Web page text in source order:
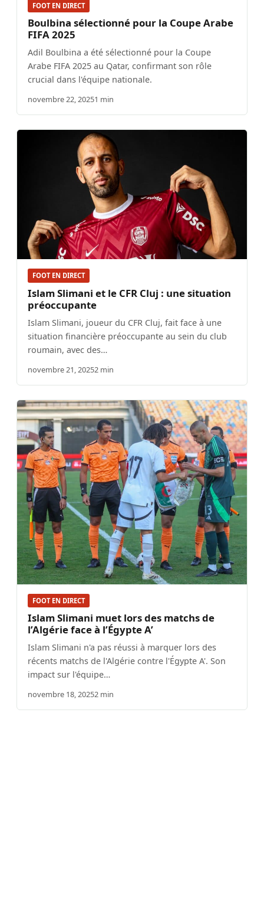
FOOT EN DIRECT
Boulbina sélectionné pour la Coupe Arabe
FIFA 2025
Adil Boulbina a été sélectionné pour la Coupe
Arabe FIFA 2025 au Qatar, confirmant son rôle
crucial dans l'équipe nationale.
novembre 22, 20251 min
FOOT EN DIRECT
Islam Slimani et le CFR Cluj : une situation
préoccupante
Islam Slimani, joueur du CFR Cluj, fait face à une
situation financière préoccupante au sein du club
roumain, avec des…
novembre 21, 20252 min
FOOT EN DIRECT
Islam Slimani muet lors des matchs de
l’Algérie face à l’Égypte A’
Islam Slimani n'a pas réussi à marquer lors des
récents matchs de l'Algérie contre l'Égypte A'. Son
impact sur l'équipe…
novembre 18, 20252 min